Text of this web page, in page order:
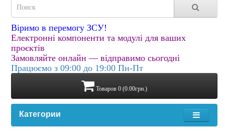
Віримо в перемогу ЗСУ!
Електронні компоненти та модулі для ваших
проєктів
Замовляйте онлайн — відправимо сьогодні
Працюємо з 09:00 до 19:00 Пн-Пт
Товаров 0 (0.00грн.)
Категории